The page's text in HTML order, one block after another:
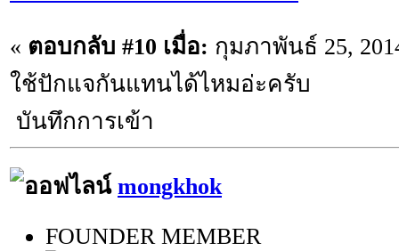
« ตอบกลับ #10 เมื่อ: กุมภาพันธ์ 25,
ใช้ปักแจกันแทนได้ไหมอ่ะครับ
บันทึกการเข้า
mongkhok
FOUNDER MEMBER